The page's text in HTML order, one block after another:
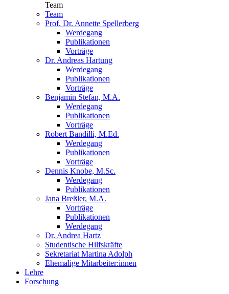
Team
Team
Prof. Dr. Annette Spellerberg
Werdegang
Publikationen
Vorträge
Dr. Andreas Hartung
Werdegang
Publikationen
Vorträge
Benjamin Stefan, M.A.
Werdegang
Publikationen
Vorträge
Robert Bandilli, M.Ed.
Werdegang
Publikationen
Vorträge
Dennis Knobe, M.Sc.
Werdegang
Publikationen
Jana Breßler, M.A.
Vorträge
Publikationen
Werdegang
Dr. Andrea Hartz
Studentische Hilfskräfte
Sekretariat Martina Adolph
Ehemalige Mitarbeiter:innen
Lehre
Forschung